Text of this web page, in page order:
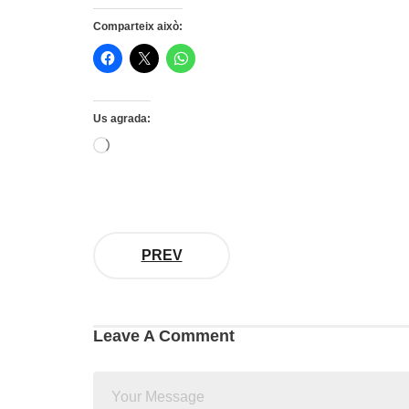
Comparteix això:
Us agrada:
S'està
PREV
Leave A Comment